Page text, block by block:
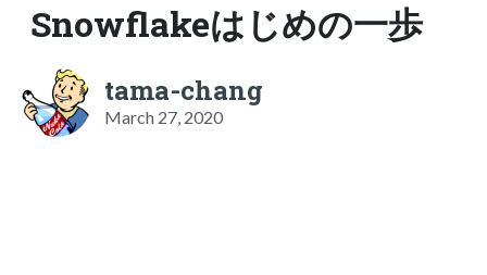
Snowflakeはじめの一歩
tama-chang
March 27, 2020